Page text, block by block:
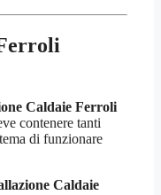
Caldaie Ferroli
contenere tanti
di funzionare
Caldaie